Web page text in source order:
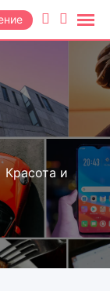
Красота и